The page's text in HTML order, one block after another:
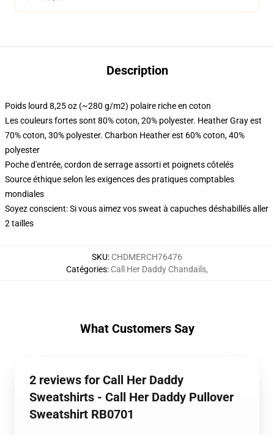
Description
Poids lourd 8,25 oz (~280 g/m2) polaire riche en coton
Les couleurs fortes sont 80% coton, 20% polyester. Heather Gray est
70% coton, 30% polyester. Charbon Heather est 60% coton, 40%
polyester
Poche d'entrée, cordon de serrage assorti et poignets côtelés
Source éthique selon les exigences des pratiques comptables
mondiales
Soyez conscient: Si vous aimez vos sweat à capuches déshabillés aller
2 tailles
SKU: CHDMERCH76476
Catégories: Call Her Daddy Chandails,
What Customers Say
2 reviews for Call Her Daddy
Sweatshirts - Call Her Daddy Pullover
Sweatshirt RB0701